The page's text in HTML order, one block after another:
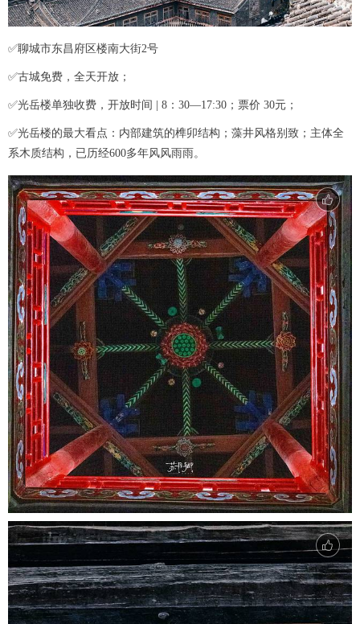
✅聊城市东昌府区楼南大街2号
✅古城免费，全天开放；
✅光岳楼单独收费，开放时间 | 8：30—17:30；票价 30元；
✅光岳楼的最大看点：内部建筑的榫卯结构；藻井风格别致；主体全
系木质结构，已历经600多年风风雨雨。